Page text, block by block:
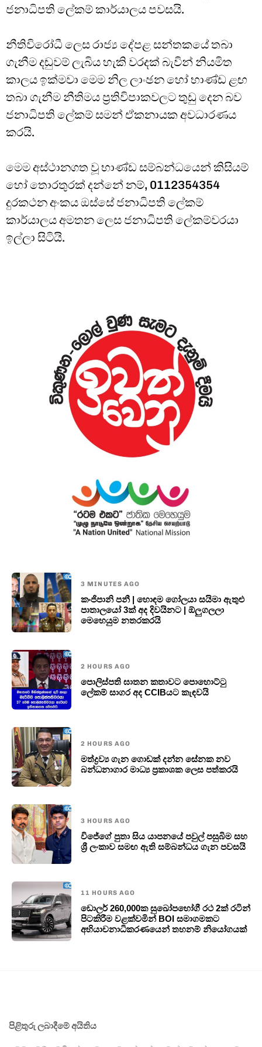
ජනාධිපති ලේකම් කාර්යාලය පවසයි.
නීතිවිරෝධී ලෙස රාජ්‍ය දේපළ සන්තකයේ තබා
ගැනීම දඬුවම් ලැබිය හැකි වරදක් බැවින් නියමිත
කාලය ඉක්මවා මෙම නිල ලාංඡන හෝ භාණ්ඩ ළඟ
තබා ගැනීම නීතිමය ප්‍රතිවිපාකවලට තුඩු දෙන බව
ජනාධිපති ලේකම් සමන් ඒකනායක අවධාරණය
කරයි.
මෙම අස්ථානගත වූ භාණ්ඩ සම්බන්ධයෙන් කිසියම්
හෝ තොරතුරක් දන්නේ නම්, 0112354354
දුරකථන අංකය ඔස්සේ ජනාධිපති ලේකම්
කාර්යාලය අමතන ලෙස ජනාධිපති ලේකම්වරයා
ඉල්ලා සිටියි.
3 MINUTES AGO
කංජිපානි පනී | හොඳම ගෝලයා සයිමා ඇතුළු
පාතාලයෝ 3ක් අද දිවයිනට | ඕලුගලලා
මෙහෙයුම නතරකරයි
2 HOURS AGO
පොලි­ස්ප­ති ඝාතන කතාවට පොහොට්ටු
ලේකම් සාගර අද CCIBයට කැඳවයි
2 HOURS AGO
මත්ද්‍රව්‍ය ගැන ගොඩක් දන්න සේනක නව
බන්ධනාගාර මාධ්‍ය ප්‍රකාශක ලෙස පත්කරයි
3 HOURS AGO
විජේගේ පුතා සිය යාපනයේ පවුල් පසුබිම සහ
ශ්‍රී ලංකාව සමඟ ඇති සම්බන්ධය ගැන පවසයි
11 HOURS AGO
ඩොලර් 260,000ක සුඛෝපභෝගී රථ 2ක් රටින්
පිටකිරීම වළක්වමින් BOI සමාගමකට
අභියාචනාධිකරණයෙන් තහනම් නියෝගයක්
පිළිතුරු ලබාදීමේ අයිතිය